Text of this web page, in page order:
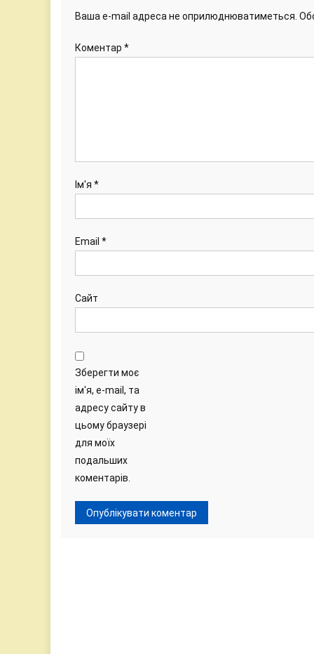
Ваша e-mail адреса не оприлюднюватиметься.
Коментар *
Ім'я *
Email *
Сайт
Зберегти моє
ім'я, e-mail, та
адресу сайту в
цьому браузері
для моїх
подальших
коментарів.